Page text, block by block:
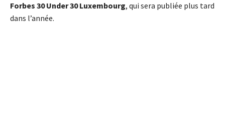
Forbes 30 Under 30 Luxembourg, qui sera publiée plus tard
dans l’année.